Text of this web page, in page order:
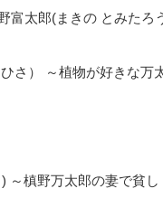
富太郎(まきの とみたろ
さ） ～植物が好きな万
～槙野万太郎の妻で貧し